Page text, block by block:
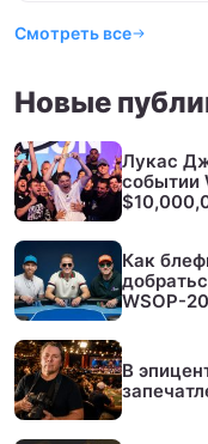
Смотреть все
Новые
Лукас
событии
Как
WSOP-
В